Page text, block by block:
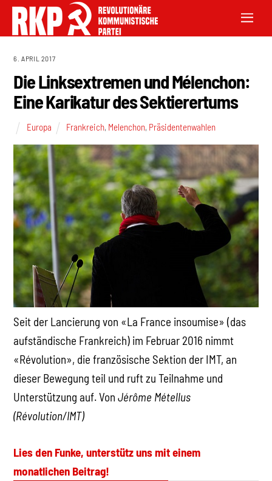
6. APRIL 2017
Die Linksextremen und Mélenchon:
Eine Karikatur des Sektierertums
Europa Frankreich, Melenchon, Präsidentenwahlen
Seit der Lancierung von «La France insoumise» (das
aufständische Frankreich) im Februar 2016 nimmt
«Révolution», die französische Sektion der IMT, an
dieser Bewegung teil und ruft zu Teilnahme und
Unterstützung auf. Von Jérôme Métellus
(Révolution/IMT)
Lies den Funke, unterstütz uns mit einem
monatlichen Beitrag!